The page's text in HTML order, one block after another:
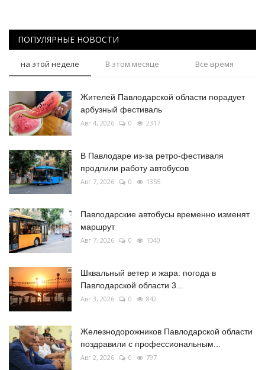
ПОПУЛЯРНЫЕ НОВОСТИ
на этой неделе В этом месяце Все время
Жителей Павлодарской области порадует
арбузный фестиваль
Авг 4, 2026 0 2317
В Павлодаре из-за ретро-фестиваля
продлили работу автобусов
Авг 7, 2026 0 1355
Павлодарские автобусы временно изменят
маршрут
Авг 7, 2026 0 1040
Шквальный ветер и жара: погода в
Павлодарской области 3...
Авг 3, 2026 0 842
Железнодорожников Павлодарской области
поздравили с профессиональным...
Авг 2, 2026 0 797